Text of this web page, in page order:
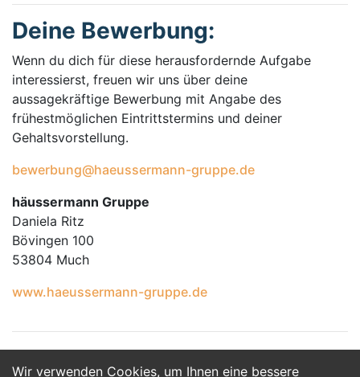
Wir verwenden Cookies, um Ihnen eine bessere
Deine Bewerbung:
Wenn du dich für diese herausfordernde Aufgabe
interessierst, freuen wir uns über deine
aussagekräftige Bewerbung mit Angabe des
frühestmöglichen Eintrittstermins und deiner
Gehaltsvorstellung.
bewerbung@haeussermann-gruppe.de
häussermann Gruppe
Daniela Ritz
Bövingen 100
53804 Much
www.haeussermann-gruppe.de